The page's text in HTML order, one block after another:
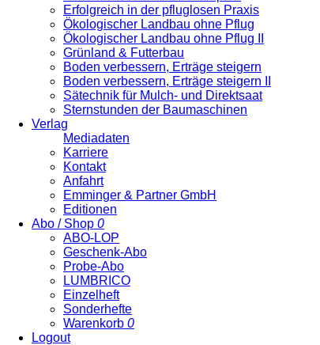
Erfolgreich in der pfluglosen Praxis
Ökologischer Landbau ohne Pflug
Ökologischer Landbau ohne Pflug II
Grünland & Futterbau
Boden verbessern, Erträge steigern
Boden verbessern, Erträge steigern II
Sätechnik für Mulch- und Direktsaat
Sternstunden der Baumaschinen
Verlag
Mediadaten
Karriere
Kontakt
Anfahrt
Emminger & Partner GmbH
Editionen
Abo / Shop 0
ABO-LOP
Geschenk-Abo
Probe-Abo
LUMBRICO
Einzelheft
Sonderhefte
Warenkorb 0
Logout